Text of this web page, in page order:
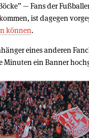
— Fans der
ist dagegen
können.
eines anderen
Minuten ein Banner